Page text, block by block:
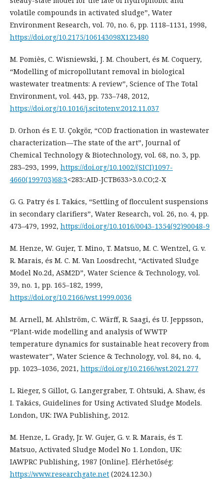
volatile compounds in activated sludge”, Water
Environment Research, vol. 70, no. 6, pp. 1118–1131, 1998,
https://doi.org/10.2175/106143098X123480
M. Pomiès, C. Wisniewski, J. M. Choubert, és M. Coquery,
“Modelling of micropollutant removal in biological
wastewater treatments: A review”, Science of The Total
Environment, vol. 443, pp. 733–748, 2012,
https://doi.org/10.1016/j.scitotenv.2012.11.037
D. Orhon és E. U. Çokgör, “COD fractionation in wastewater
characterization—The state of the art”, Journal of
Chemical Technology & Biotechnology, vol. 68, no. 3, pp.
283–293, 1999, https://doi.org/10.1002/(SICI)1097-
4660(199703)68:3<283::AID-JCTB633>3.0.CO;2-X
G. G. Patry és I. Takács, “Settling of flocculent suspensions
in secondary clarifiers”, Water Research, vol. 26, no. 4, pp.
473–479, 1992, https://doi.org/10.1016/0043-1354(92)90048-9
M. Henze, W. Gujer, T. Mino, T. Matsuo, M. C. Wentzel, G. v.
R. Marais, és M. C. M. Van Loosdrecht, “Activated Sludge
Model No.2d, ASM2D”, Water Science & Technology, vol.
39, no. 1, pp. 165–182, 1999,
https://doi.org/10.2166/wst.1999.0036
M. Arnell, M. Ahlström, C. Wärff, R. Saagi, és U. Jeppsson,
“Plant-wide modelling and analysis of WWTP
temperature dynamics for sustainable heat recovery from
wastewater”, Water Science & Technology, vol. 84, no. 4,
pp. 1023–1036, 2021, https://doi.org/10.2166/wst.2021.277
L. Rieger, S Gillot, G. Langergraber, T. Ohtsuki, A. Shaw, és
I. Takács, Guidelines for Using Activated Sludge Models.
London, UK: IWA Publishing, 2012.
M. Henze, L. Grady, Jr. W. Gujer, G. v. R. Marais, és T.
Matsuo, Activated Sludge Model No 1. London, UK:
IAWPRC Publishing, 1987 [Online]. Elérhetőség:
https://www.researchgate.net (2024.12.30.)